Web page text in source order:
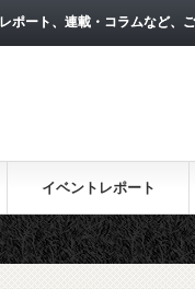
ート、連載・コラムなど、
ート、連載・コラムなど、
イベントレポート
※現在